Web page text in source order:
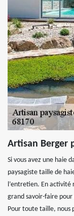
Artisan Berger
Si vous avez une haie
paysagiste taille de
l’entretien. En
grand savoir-faire
Pour toute taille, nous